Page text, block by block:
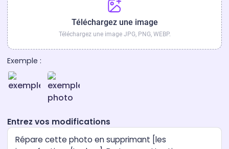
Téléchargez une image
Téléchargez une image JPG, PNG, WEBP.
Exemple :
Entrez vos modifications